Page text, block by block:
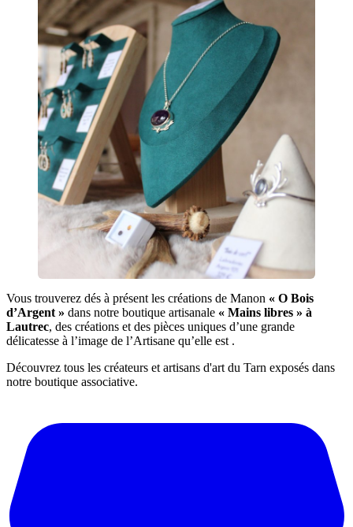
Vous trouverez dés à présent les créations de Manon « O Bois
d’Argent » dans notre boutique artisanale « Mains libres » à
Lautrec, des créations et des pièces uniques d’une grande
délicatesse à l’image de l’Artisane qu’elle est .
Découvrez tous les créateurs et artisans d'art du Tarn exposés dans
notre boutique associative.